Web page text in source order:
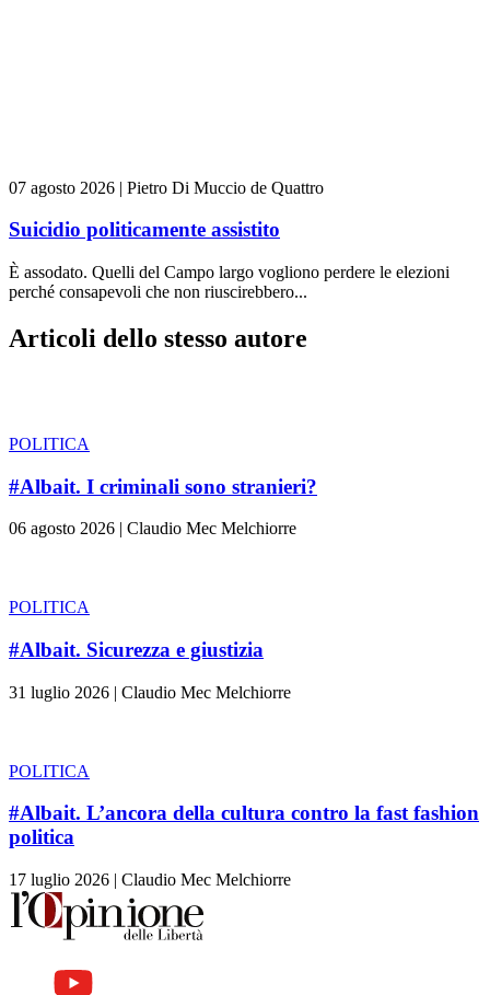
07 agosto 2026 | Pietro Di Muccio de Quattro
Suicidio politicamente assistito
È assodato. Quelli del Campo largo vogliono perdere le elezioni
perché consapevoli che non riuscirebbero...
Articoli dello stesso autore
POLITICA
#Albait. I criminali sono stranieri?
06 agosto 2026 | Claudio Mec Melchiorre
POLITICA
#Albait. Sicurezza e giustizia
31 luglio 2026 | Claudio Mec Melchiorre
POLITICA
#Albait. L’ancora della cultura contro la fast fashion
politica
17 luglio 2026 | Claudio Mec Melchiorre